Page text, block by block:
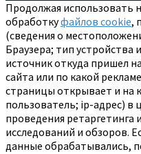
Продолжая использовать
обработкуфайлов cookie,
(сведения о
Браузера; тип устройства
источник откуда пришел
сайта или по какой
страницы открывает и на
пользователь; ip-адрес) в
проведения ретаргетинга
исследований и обзоров.
данные обрабатывались,